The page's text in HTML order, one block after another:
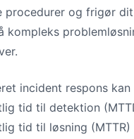
procedurer og frigør
kompleks
incident respons kan
tid til detektion
tid til løsning